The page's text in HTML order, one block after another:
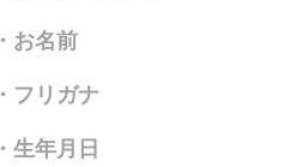
・お名前
・フリガナ
・生年月日